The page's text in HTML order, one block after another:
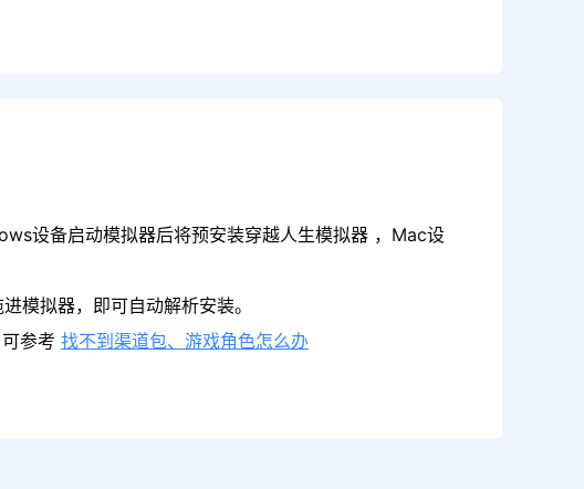
设备启动模拟器后将预安装穿越人生模拟器 ，Mac设
模拟器，即可自动解析安装。
参考 找不到渠道包、游戏角色怎么办